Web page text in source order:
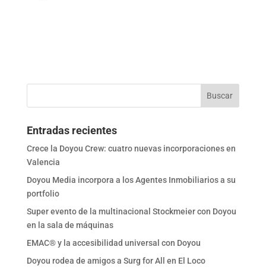
Entradas recientes
Crece la Doyou Crew: cuatro nuevas incorporaciones en
Valencia
Doyou Media incorpora a los Agentes Inmobiliarios a su
portfolio
Super evento de la multinacional Stockmeier con Doyou
en la sala de máquinas
EMAC® y la accesibilidad universal con Doyou
Doyou rodea de amigos a Surg for All en El Loco